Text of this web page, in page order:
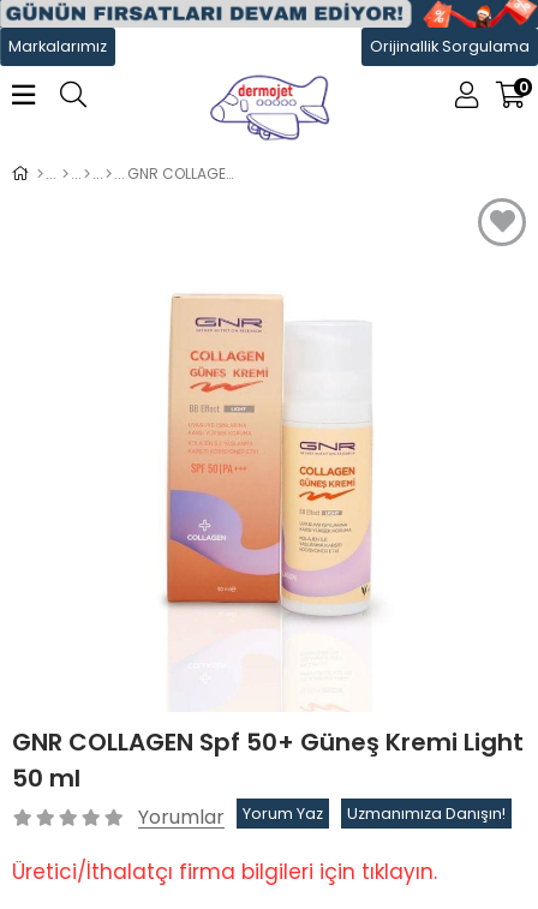
Markalarımız
Orijinallik Sorgulama
0
GNR COLLAGEN Spf 50+ Güneş Kremi Light 50 ml
GNR COLLAGEN Spf 50+ Güneş Kremi Light
50 ml
Yorumlar Yorum Yaz Uzmanımıza Danışın!
Üretici/İthalatçı firma bilgileri için tıklayın.